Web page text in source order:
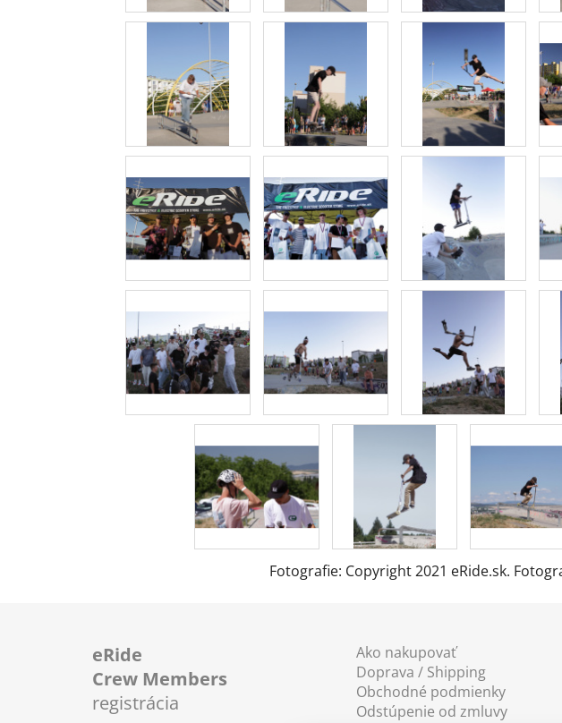
Fotografie: Copyright 2021 eRide.sk.
eRide
Crew Members
registrácia
Ako nakupovať
Doprava / Shipping
Obchodné podmienky
Odstúpenie od zmluvy